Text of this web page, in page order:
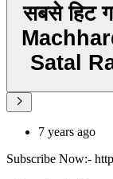
सबसे हिट
Satal
7 years ago
Subscribe Now:-